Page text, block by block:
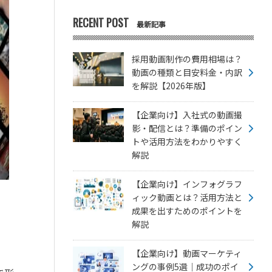
RECENT POST 最新記事
採用動画制作の費用相場は？
動画の種類と目安料金・内訳
を解説【2026年版】
【企業向け】入社式の動画撮
影・配信とは？準備のポイン
トや活用方法をわかりやすく
解説
【企業向け】インフォグラフ
ィック動画とは？活用方法と
成果を出すためのポイントを
解説
【企業向け】動画マーケティ
ングの事例5選｜成功のポイ